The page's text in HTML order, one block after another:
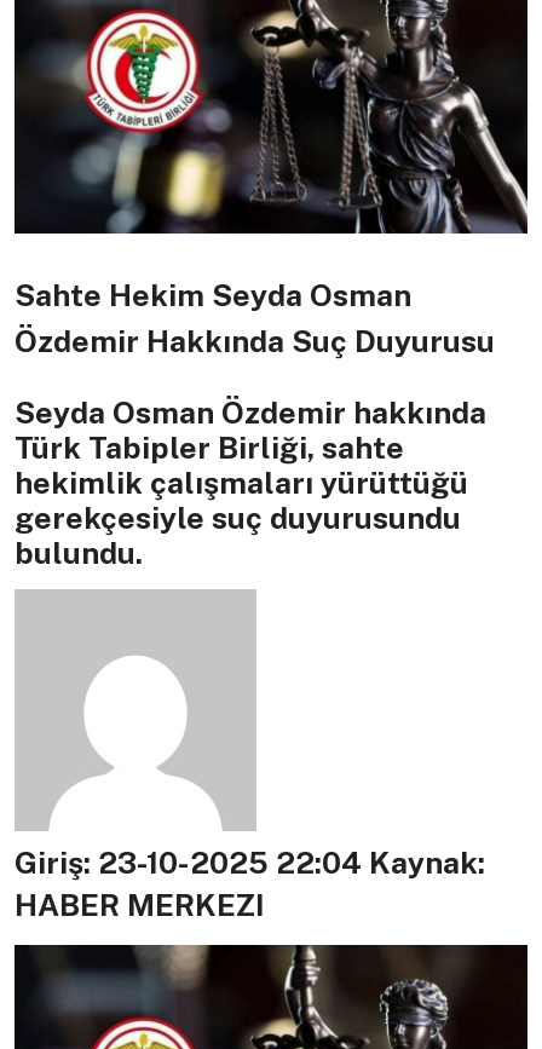
Sahte Hekim Seyda Osman
Özdemir Hakkında Suç Duyurusu
Seyda Osman Özdemir hakkında
Türk Tabipler Birliği, sahte
hekimlik çalışmaları yürüttüğü
gerekçesiyle suç duyurusundu
bulundu.
Giriş: 23-10-2025 22:04 Kaynak:
HABER MERKEZI